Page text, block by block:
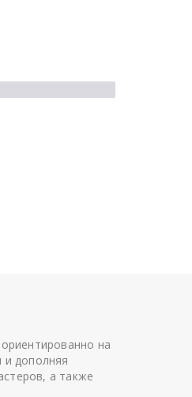
на
и дополняя
а также